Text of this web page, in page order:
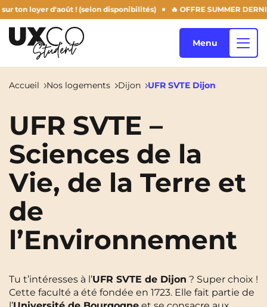
ton loyer d'août ! (selon disponibilités) 🔥 OFFRE SUMMER
Nos logements
Annemasse Archamps
Aulnoy-Lez-Valenciennes Béziers
Bezons
Bordeaux
Cergy-Pontoise Clermont-Ferrand
Chambéry NEW! Dijon
Qui sommes-nous ?
Blog
FR
FR
Menu
Accueil Nos logements Dijon UFR SVTE Dijon
UFR SVTE –
Sciences de la
Vie, de la Terre et
de
l’Environnement
Tu t’intéresses à l’UFR SVTE de Dijon ? Super choix !
Cette faculté a été fondée en 1723. Elle fait partie de